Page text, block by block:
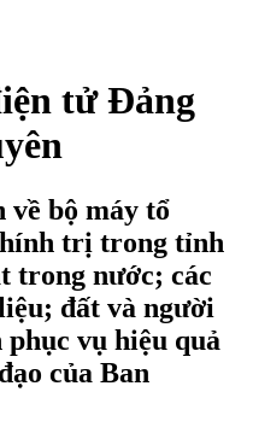
tử Đảng
về bộ máy tổ
trị trong tỉnh
trong nước; các
đất và người
vụ hiệu quả
của Ban